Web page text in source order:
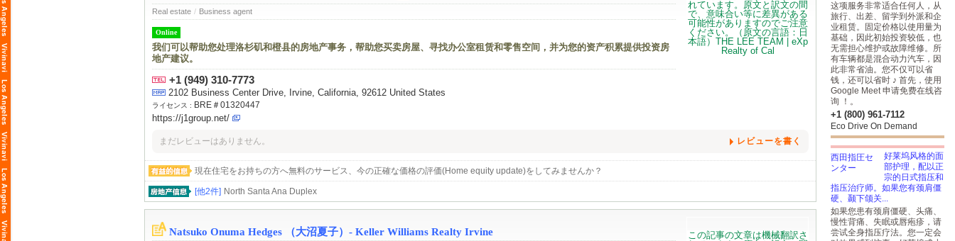
Real estate / Business agent
Online
我们可以帮助您处理洛杉矶和橙县的房地产事务，帮助您买卖房屋、寻找办公室租赁和零售空间，并为您的资产积累提供投资房
地产建议。
+1 (949) 310-7773
2102 Business Center Drive, Irvine, California, 92612 United States
ライセンス : BRE＃01320447
https://j1group.net/
まだレビューはありません。 レビューを書く
現在住宅をお持ちの方へ無料のサービス、今の正確な価格の評価(Home equity update)をしてみませんか？
[他2件] North Santa Ana Duplex
Natsuko Onuma Hedges （大沼夏子）- Keller Williams Realty Irvine
这项服务非常适合任何人，从
旅行、出差、留学到外派和企
业租赁。固定价格以使用量为
基础，因此初始投资较低，也
无需担心维护或故障维修。所
有车辆都是混合动力汽车，因
此非常省油。您不仅可以省
钱，还可以省时 ♪ 首先，使用
Google Meet 申请免费在线咨
询 ！。
+1 (800) 961-7112
Eco Drive On Demand
好莱坞风格的面
部护理，配以正
宗的日式指压和
指压治疗师。如果您有颈肩僵
硬、颞下颌关...
如果您患有颈肩僵硬、头痛、
慢性背痛、失眠或唇疱疹，请
尝试全身指压疗法。您一定会